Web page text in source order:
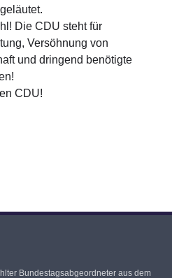
Die CDU steht für
Versöhnung von
und dringend benötigte
CDU!
Bundestagsabgeordneter aus dem